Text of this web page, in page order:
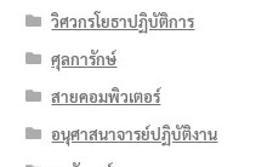
วิศวกรโยธาปฏิบัติการ
ศุลการักษ์
สายคอมพิวเตอร์
อนุศาสนาจารย์ปฏิบัติงาน